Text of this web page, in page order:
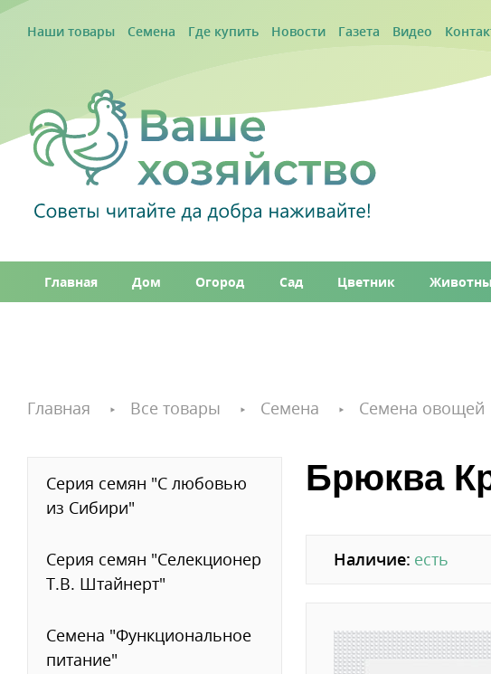
Наши товары Семена Где купить Новости Газета Видео
Главная Дом Огород Сад Цветник
Главная Все товары Семена Семена овощей
Серия семян "С любовью
из Сибири"
Серия семян "Селекционер
Т.В. Штайнерт"
Семена "Функциональное
питание"
Брюква
Наличие: есть